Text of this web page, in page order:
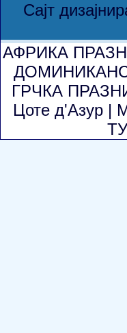
Сајт
АФРИКА
ГРЧКА
Цоте д'Азур |